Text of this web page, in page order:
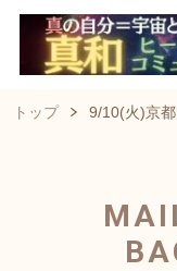
トップ 9/10(火)京